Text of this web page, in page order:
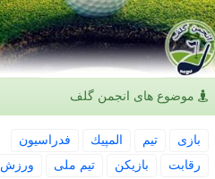
موضوع های انجمن گلف
بازی تیم المپیك
فدراسیون
رقابت
بازیكن تیم ملی ورزش